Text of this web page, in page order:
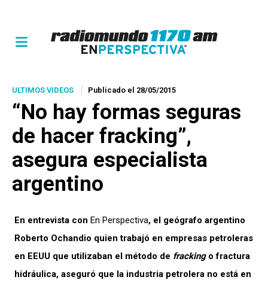
ULTIMOS VIDEOS Publicado el 28/05/2015
“No hay formas seguras
de hacer fracking”,
asegura especialista
argentino
En entrevista con En Perspectiva, el geógrafo argentino
Roberto Ochandio quien trabajó en empresas petroleras
en EEUU que utilizaban el método de frackingo fractura
hidráulica, aseguró que la industria petrolera no está en